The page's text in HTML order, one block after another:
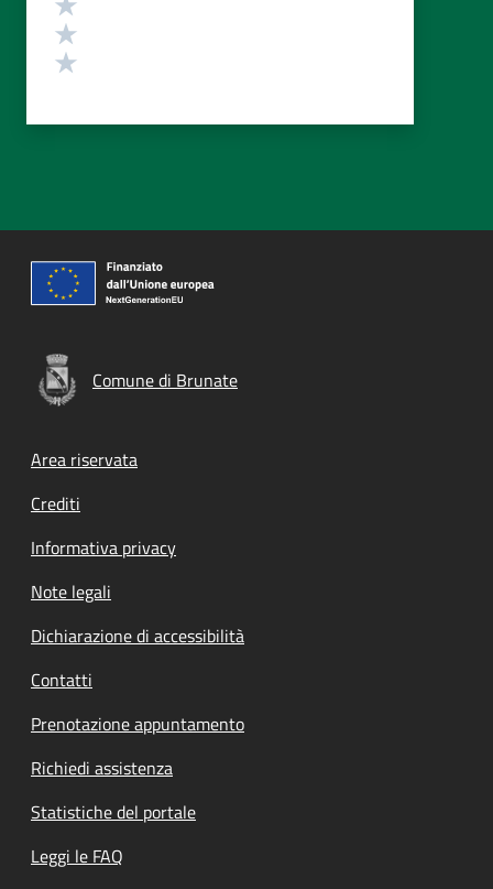
Comune di Brunate
Footer menu
Area riservata
Crediti
Informativa privacy
Note legali
Dichiarazione di accessibilità
Contatti
Prenotazione appuntamento
Richiedi assistenza
Statistiche del portale
Leggi le FAQ